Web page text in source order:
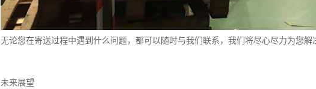
无论您在寄送过程中遇到什么问题，都可以随时与我们联系，我们将尽心尽力为您解
未来展望